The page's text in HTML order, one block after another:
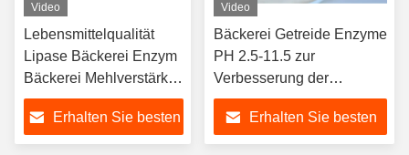
Video
Lebensmittelqualität
Lipase Bäckerei Enzym
Bäckerei Mehlverstärker
für eine optimale
Backleistung
Erhalten Sie besten
Video
Bäckerei Getreide Enzyme
PH 2.5-11.5 zur
Verbesserung der
Resistenz von Buns
gegen Aufwachen und
Wiederdämpfen
Erhalten Sie besten